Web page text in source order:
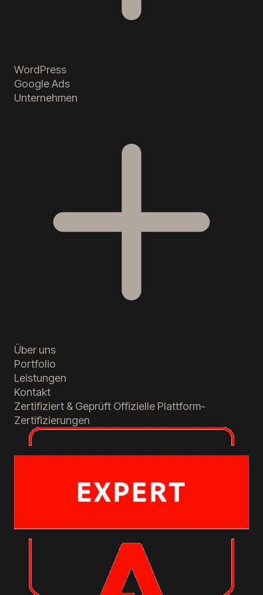
WordPress
Google Ads
Unternehmen
Über uns
Portfolio
Leistungen
Kontakt
Zertifiziert & Geprüft Offizielle Plattform-
Zertifizierungen